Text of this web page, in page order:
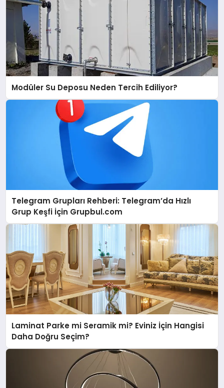
Modüler Su Deposu Neden Tercih Ediliyor?
Telegram Grupları Rehberi: Telegram’da Hızlı
Grup Keşfi İçin Grupbul.com
Laminat Parke mi Seramik mi? Eviniz İçin Hangisi
Daha Doğru Seçim?